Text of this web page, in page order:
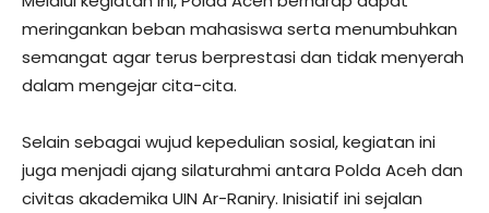
meringankan beban mahasiswa serta menumbuhkan
semangat agar terus berprestasi dan tidak menyerah
dalam mengejar cita-cita.
Selain sebagai wujud kepedulian sosial, kegiatan ini
juga menjadi ajang silaturahmi antara Polda Aceh dan
civitas akademika UIN Ar-Raniry. Inisiatif ini sejalan